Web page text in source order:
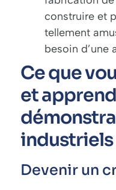
construire et
tellement
besoin d’une
Ce que
et
Devenir un